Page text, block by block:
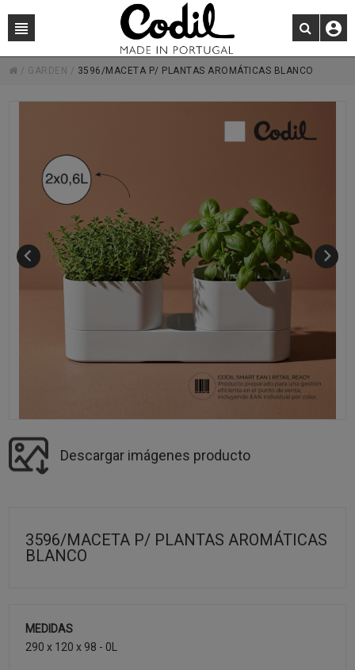
/ GARDEN / 3596/MACETA P/ PLANTAS AROMÁTICAS BLANCO
Descargar imágenes producto
3596/MACETA P/ PLANTAS AROMÁTICAS
BLANCO
MEDIDAS
290 x 120 x 98 - 0L